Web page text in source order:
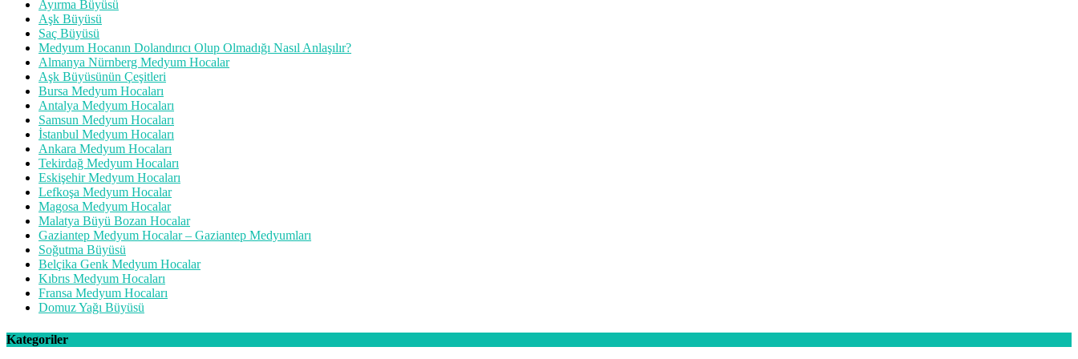
Ayırma Büyüsü
Aşk Büyüsü
Saç Büyüsü
Medyum Hocanın Dolandırıcı Olup Olmadığı Nasıl Anlaşılır?
Almanya Nürnberg Medyum Hocalar
Aşk Büyüsünün Çeşitleri
Bursa Medyum Hocaları
Antalya Medyum Hocaları
Samsun Medyum Hocaları
İstanbul Medyum Hocaları
Ankara Medyum Hocaları
Tekirdağ Medyum Hocaları
Eskişehir Medyum Hocaları
Lefkoşa Medyum Hocalar
Magosa Medyum Hocalar
Malatya Büyü Bozan Hocalar
Gaziantep Medyum Hocalar – Gaziantep Medyumları
Soğutma Büyüsü
Belçika Genk Medyum Hocalar
Kıbrıs Medyum Hocaları
Fransa Medyum Hocaları
Domuz Yağı Büyüsü
Kategoriler